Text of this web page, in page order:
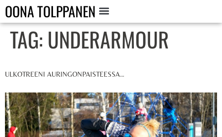
OONA TOLPPANEN
TAG: UNDERARMOUR
ULKOTREENI AURINGONPAISTEESSA…